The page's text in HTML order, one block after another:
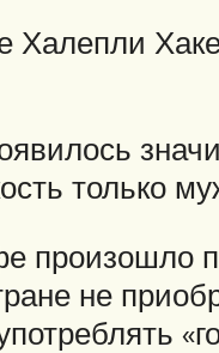
Халепли
только
произошло
не